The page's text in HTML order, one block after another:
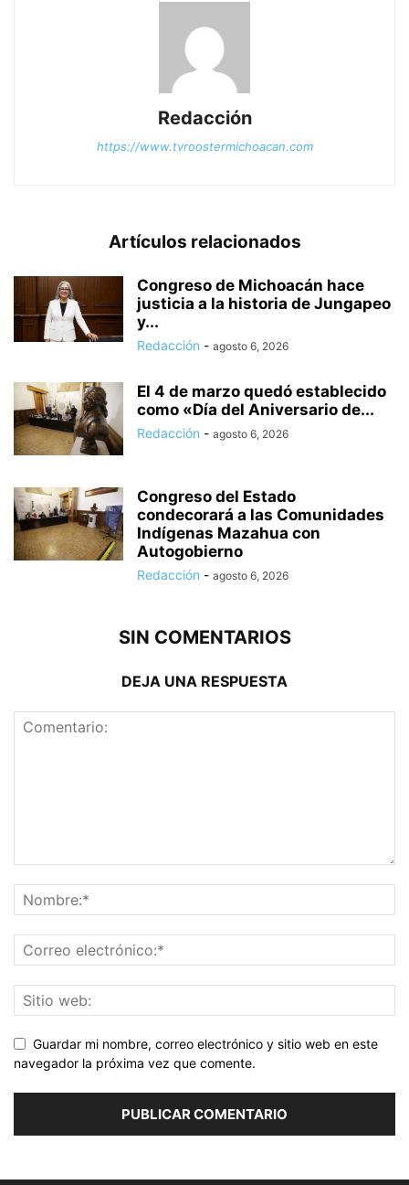
Redacción
https://www.tvroostermichoacan.com
Artículos relacionados
Congreso de Michoacán hace
justicia a la historia de Jungapeo
y...
Redacción - agosto 6, 2026
El 4 de marzo quedó establecido
como «Día del Aniversario de...
Redacción - agosto 6, 2026
Congreso del Estado
condecorará a las Comunidades
Indígenas Mazahua con
Autogobierno
Redacción - agosto 6, 2026
SIN COMENTARIOS
DEJA UNA RESPUESTA
Guardar mi nombre, correo electrónico y sitio web en este
navegador la próxima vez que comente.